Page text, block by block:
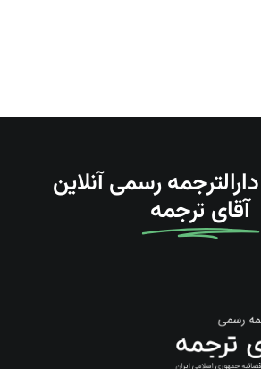
رسمی آنلاین
آقای ترجمه